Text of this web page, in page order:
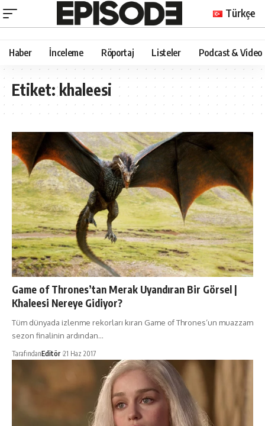
Türkçe
Haber İnceleme Röportaj Listeler Podcast & Video
Etiket:khaleesi
Game of Thrones’tan Merak Uyandıran Bir Görsel |
Khaleesi Nereye Gidiyor?
Tüm dünyada izlenme rekorları kıran Game of Thrones‘un muazzam
sezon finalinin ardından…
TarafındanEditör 21 Haz 2017